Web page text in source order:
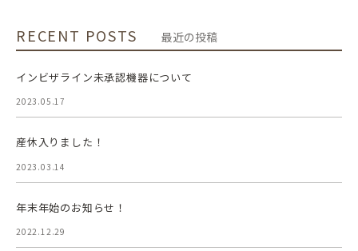
RECENT POSTS 最近の投稿
インビザライン未承認機器について
2023.05.17
産休入りました！
2023.03.14
年末年始のお知らせ！
2022.12.29